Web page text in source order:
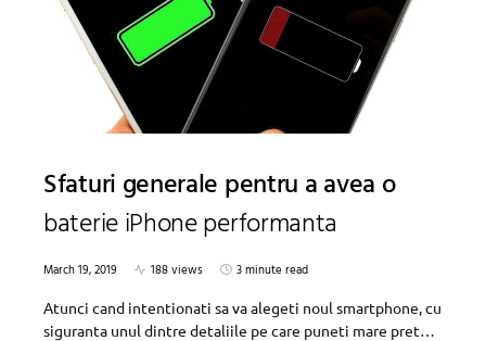
Sfaturi generale pentru a avea o
baterie iPhone performanta
March 19, 2019 188 views
3 minute read
Atunci cand intentionati sa va alegeti noul smartphone, cu
siguranta unul dintre detaliile pe care puneti mare pret…